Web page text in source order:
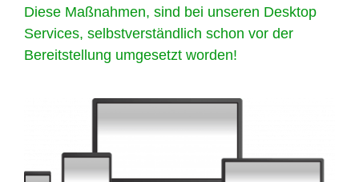
Diese Maßnahmen, sind bei unseren Desktop
Services, selbstverständlich schon vor der
Bereitstellung umgesetzt worden!